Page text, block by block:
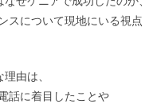
スについて現地にいる視点
由は、
話に着目したことや